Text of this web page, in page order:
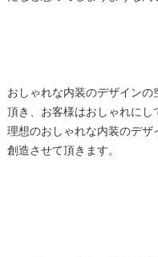
おしゃれな内装のデザイン
頂き、お客様はおしゃれにし
理想のおしゃれな内装のデ
創造させて頂きます。